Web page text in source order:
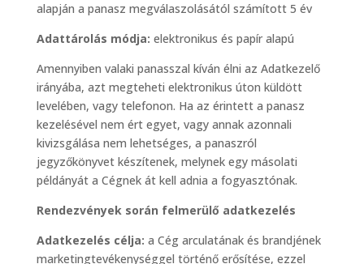
alapján a panasz megválaszolásától számított 5 év
Adattárolás módja: elektronikus és papír alapú
Amennyiben valaki panasszal kíván élni az Adatkezelő
irányába, azt megteheti elektronikus úton küldött
levelében, vagy telefonon. Ha az érintett a panasz
kezelésével nem ért egyet, vagy annak azonnali
kivizsgálása nem lehetséges, a panaszról
jegyzőkönyvet készítenek, melynek egy másolati
példányát a Cégnek át kell adnia a fogyasztónak.
Rendezvények során felmerülő adatkezelés
Adatkezelés célja: a Cég arculatának és brandjének
marketingtevékenységgel történő erősítése, ezzel